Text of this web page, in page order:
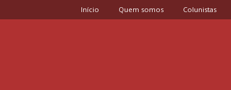
Início Quem somos Colunistas